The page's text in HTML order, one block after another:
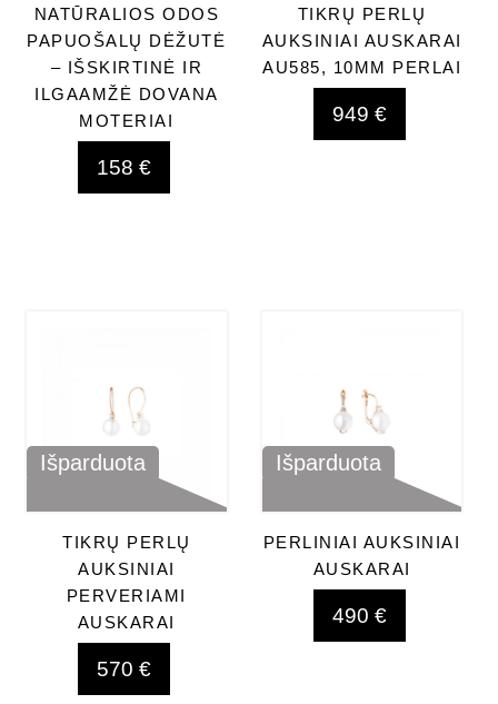
NATŪRALIOS ODOS
PAPUOŠALŲ DĖŽUTĖ
– IŠSKIRTINĖ IR
ILGAAMŽĖ DOVANA
MOTERIAI
158 €
TIKRŲ PERLŲ
AUKSINIAI AUSKARAI
AU585, 10MM PERLAI
949 €
Išparduota
TIKRŲ PERLŲ
AUKSINIAI
PERVERIAMI
AUSKARAI
570 €
Išparduota
PERLINIAI AUKSINIAI
AUSKARAI
490 €